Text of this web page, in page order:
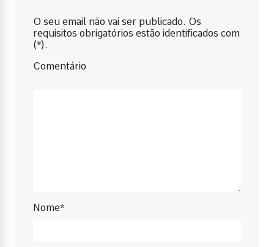
O seu email não vai ser publicado. Os
requisitos obrigatórios estão identificados com
(*).
Comentário
Nome*